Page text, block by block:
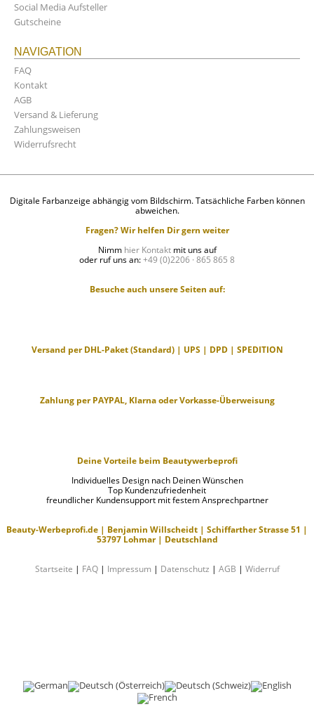
Social Media Aufsteller
Gutscheine
NAVIGATION
FAQ
Kontakt
AGB
Versand & Lieferung
Zahlungsweisen
Widerrufsrecht
Digitale Farbanzeige abhängig vom Bildschirm. Tatsächliche Farben können
abweichen.
Fragen? Wir helfen Dir gern weiter
Nimm hier Kontaktmit uns auf
oder ruf uns an:+49 (0)2206 · 865 865 8
Besuche auch unsere Seiten auf:
Versand per DHL-Paket (Standard) | UPS | DPD | SPEDITION
Zahlung per PAYPAL, Klarna oder Vorkasse-Überweisung
Deine Vorteile beim Beautywerbeprofi
Individuelles Design nach Deinen Wünschen
Top Kundenzufriedenheit
freundlicher Kundensupport mit festem Ansprechpartner
Beauty-Werbeprofi.de | Benjamin Willscheidt | Schiffarther Strasse 51 |
53797 Lohmar | Deutschland
Startseite | FAQ| Impressum | Datenschutz | AGB | Widerruf